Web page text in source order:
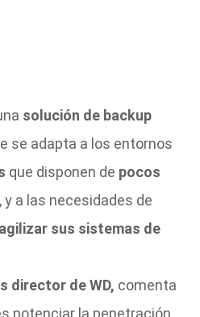
solución de backup
se adapta a los entornos
que disponen de pocos
a las necesidades de
agilizar sus sistemas de
director de WD, comenta
potenciar la penetración